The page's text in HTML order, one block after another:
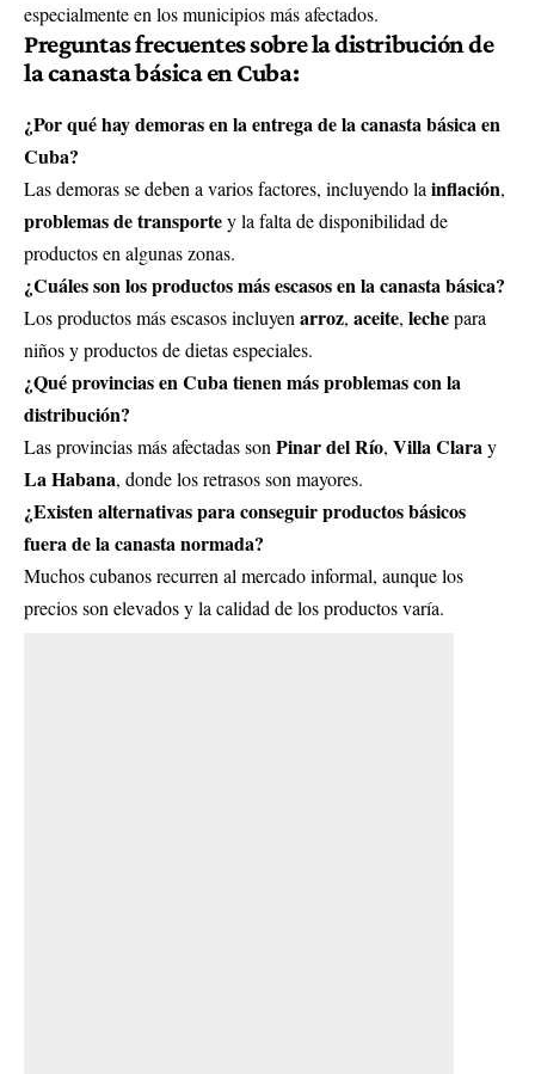
especialmente en los municipios más afectados.
Preguntas frecuentes sobre la distribución de
la canasta básica en Cuba:
¿Por qué hay demoras en la entrega de la canasta básica en
Cuba?
Las demoras se deben a varios factores, incluyendo lainflación,
problemas de transportey la falta de disponibilidad de
productos en algunas zonas.
¿Cuáles son los productos más escasos en la canasta básica?
Los productos más escasos incluyenarroz, aceite, lechepara
niños y productos de dietas especiales.
¿Qué provincias en Cuba tienen más problemas con la
distribución?
Las provincias más afectadas sonPinar del Río, Villa Claray
La Habana, donde los retrasos son mayores.
¿Existen alternativas para conseguir productos básicos
fuera de la canasta normada?
Muchos cubanos recurren al mercado informal, aunque los
precios son elevados y la calidad de los productos varía.